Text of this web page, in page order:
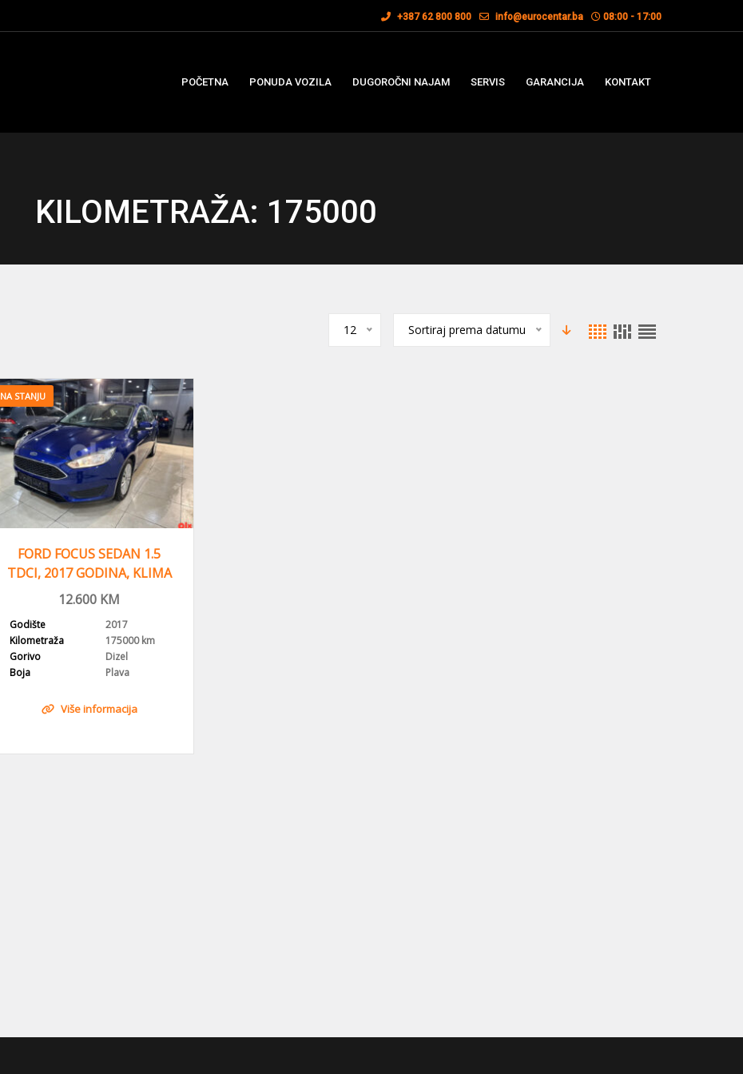
+387 62 800 800 info@eurocentar.ba 08:00 - 17:00
POČETNA PONUDA VOZILA DUGOROČNI NAJAM SERVIS GARANCIJA KONTAKT
KILOMETRAŽA: 175000
12 Sortiraj prema datumu
NA STANJU
FORD FOCUS SEDAN 1.5
TDCI, 2017 GODINA, KLIMA
12.600 KM
Godište
2017
Kilometraža
175000 km
Gorivo
Dizel
Boja
Plava
Više informacija